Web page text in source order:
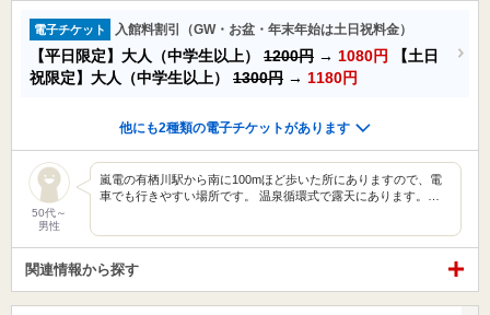
電子チケット 入館料割引（GW・お盆・年末年始は土日祝料金）
【平日限定】大人（中学生以上） 1200円 → 1080円
【土日
祝限定】大人（中学生以上） 1300円 → 1180円
他にも2種類の電子チケットがあります
50代～
男性
嵐電の有栖川駅から南に100mほど歩いた所にありますので、電
車でも行きやすい場所です。 温泉循環式で露天にあります。…
関連情報から探す